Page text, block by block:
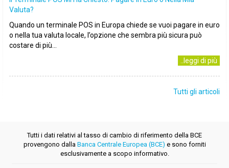
Valuta?
Quando un terminale POS in Europa chiede se vuoi pagare in euro
o nella tua valuta locale, l’opzione che sembra più sicura può
costare di più...
..leggi di più
Tutti gli articoli
Tutti i dati relativi al tasso di cambio di riferimento della BCE
provengono dalla Banca Centrale Europea (BCE) e sono forniti
esclusivamente a scopo informativo.